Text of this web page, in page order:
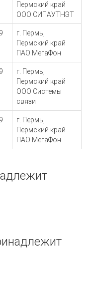
Пермский край
ООО СИПАУТНЭТ
г. Пермь,
Пермский край
ПАО МегаФон
г. Пермь,
Пермский край
ООО Системы
связи
г. Пермь,
Пермский край
ПАО МегаФон